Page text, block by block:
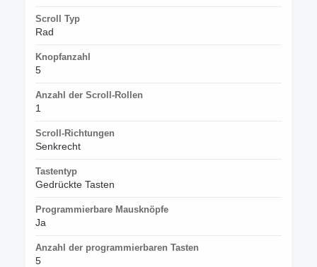
Scroll Typ
Rad
Knopfanzahl
5
Anzahl der Scroll-Rollen
1
Scroll-Richtungen
Senkrecht
Tastentyp
Gedrückte Tasten
Programmierbare Mausknöpfe
Ja
Anzahl der programmierbaren Tasten
5